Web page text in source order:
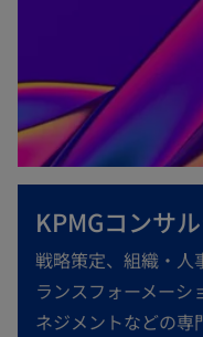
KPMGコンサ
戦略策定、組織・人
ランスフォーメーシ
ネジメントなどの専